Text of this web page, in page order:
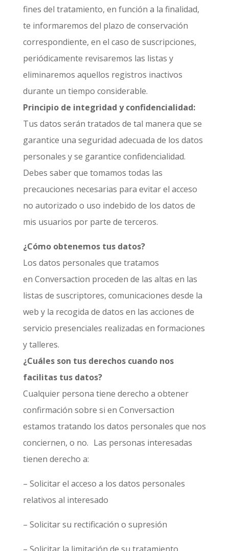
fines del tratamiento, en función a la finalidad,
te informaremos del plazo de conservación
correspondiente, en el caso de suscripciones,
periódicamente revisaremos las listas y
eliminaremos aquellos registros inactivos
durante un tiempo considerable.
Principio de integridad y confidencialidad:
Tus datos serán tratados de tal manera que se
garantice una seguridad adecuada de los datos
personales y se garantice confidencialidad.
Debes saber que tomamos todas las
precauciones necesarias para evitar el acceso
no autorizado o uso indebido de los datos de
mis usuarios por parte de terceros.
¿Cómo obtenemos tus datos?
Los datos personales que tratamos
en Conversaction proceden de las altas en las
listas de suscriptores, comunicaciones desde la
web y la recogida de datos en las acciones de
servicio presenciales realizadas en formaciones
y talleres.
¿Cuáles son tus derechos cuando nos
facilitas tus datos?
Cualquier persona tiene derecho a obtener
confirmación sobre si en Conversaction
estamos tratando los datos personales que nos
conciernen, o no. Las personas interesadas
tienen derecho a:
– Solicitar el acceso a los datos personales
relativos al interesado
– Solicitar su rectificación o supresión